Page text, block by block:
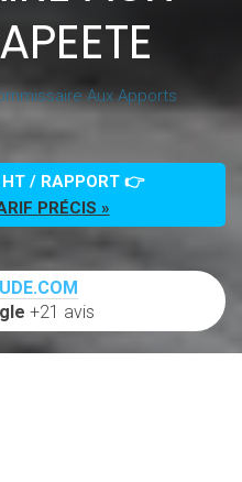
Aux Apports
/ RAPPORT 👉
PRÉCIS »
+21 avis